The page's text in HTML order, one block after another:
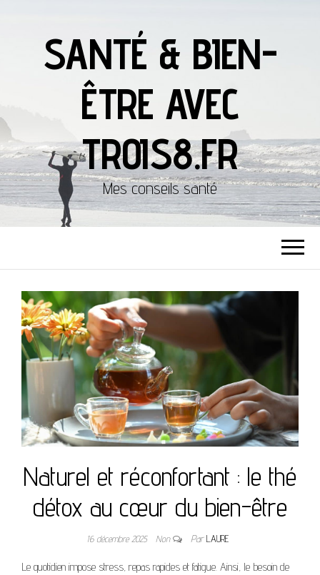
SANTÉ & BIEN-
ÊTRE AVEC
TROIS8.FR
Mes conseils santé
Naturel et réconfortant : le thé
détox au cœur du bien-être
16 décembre 2025 Non ParLAURE
Le quotidien impose stress, repas rapides et fatigue. Ainsi, le besoin de